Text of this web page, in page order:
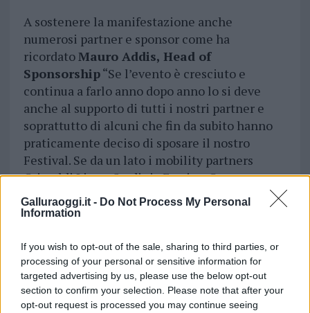
Galluraoggi.it - Do Not Process My Personal
Information
If you wish to opt-out of the sale, sharing to third parties, or
processing of your personal or sensitive information for
targeted advertising by us, please use the below opt-out
section to confirm your selection. Please note that after your
opt-out request is processed you may continue seeing
A sostenere la manifestazione anche
numerosi partner e sponsor come ha
ricordatoMauro Addis, Head of
Sponsorship“Se l’evento è cresciuto e
continua a farlo anno dopo anno lo si deve
anche al supporto di tutti i nostri partner e
soprattutto di alcuni che fin da subito hanno
praticamente deciso di sposare il nostro
Festival. Se da un lato i mobility partners
Grimaldi Lines, Sardinia Ferris e Geasar
agevolano i viaggi dei nostri ospiti in un
periodo dell’anno particolarmente caldo dal
Sardegna, i nostri main Gregu, Smeraldina,
Fino beach e Ostrica Ubriaca ci aiutano da
sempre a fare in modo che la loro permanenza
al festival diventi indimenticabile.”